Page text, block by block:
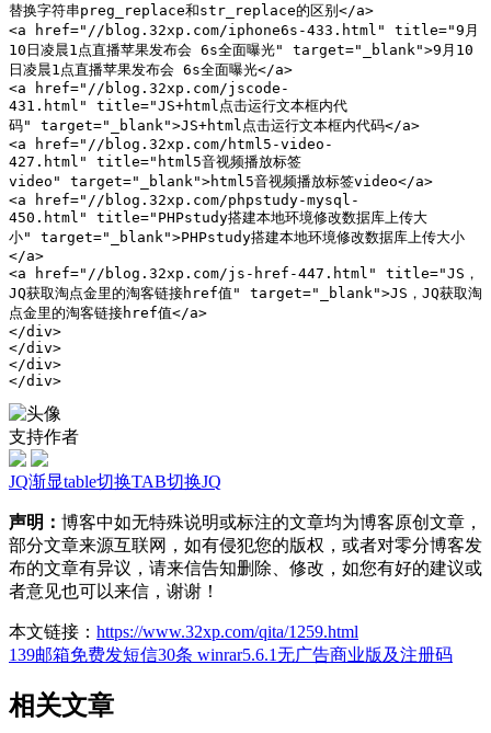
替换字符串preg_replace和str_replace的区别</a>
<a href="//blog.32xp.com/iphone6s-433.html" title="9月
10日凌晨1点直播苹果发布会 6s全面曝光" target="_blank">9月10
日凌晨1点直播苹果发布会 6s全面曝光</a>
<a href="//blog.32xp.com/jscode-
431.html" title="JS+html点击运行文本框内代
码" target="_blank">JS+html点击运行文本框内代码</a>
<a href="//blog.32xp.com/html5-video-
427.html" title="html5音视频播放标签
video" target="_blank">html5音视频播放标签video</a>
<a href="//blog.32xp.com/phpstudy-mysql-
450.html" title="PHPstudy搭建本地环境修改数据库上传大
小" target="_blank">PHPstudy搭建本地环境修改数据库上传大小
</a>
<a href="//blog.32xp.com/js-href-447.html" title="JS，
JQ获取淘点金里的淘客链接href值" target="_blank">JS，JQ获取淘
点金里的淘客链接href值</a>
</div>
</div>
</div>
</div>
支持作者
JQ渐显table切换TAB切换JQ
声明： 博客中如无特殊说明或标注的文章均为博客原创文章，
部分文章来源互联网，如有侵犯您的版权，或者对零分博客发
布的文章有异议，请来信告知删除、修改，如您有好的建议或
者意见也可以来信，谢谢！
本文链接： https://www.32xp.com/qita/1259.html
139邮箱免费发短信30条 winrar5.6.1无广告商业版及注册码
相关文章